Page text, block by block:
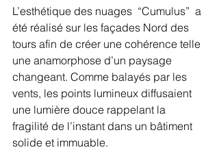
L’esthétique des nuages  “Cumulus”  a
été réalisé sur les façades Nord des
tours afin de créer une cohérence telle
une anamorphose d’un paysage
changeant. Comme balayés par les
vents, les points lumineux diffusaient
une lumière douce rappelant la
fragilité de l’instant dans un bâtiment
solide et immuable.